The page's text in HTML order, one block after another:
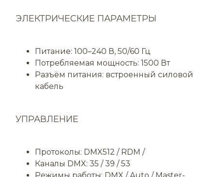
ЭЛЕКТРИЧЕСКИЕ ПАРАМЕТРЫ
Питание: 100–240 В, 50/60 Гц
Потребляемая мощность: 1500 Вт
Разъём питания: встроенный силовой
кабель
УПРАВЛЕНИЕ
Протоколы: DMX512 / RDM /
Каналы DMX: 35 / 39 / 53